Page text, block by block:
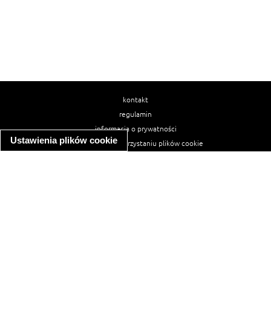
Ustawienia plików cookie
kontakt
regulamin
informacja o prywatności
informacja o wykorzystaniu plików cookie